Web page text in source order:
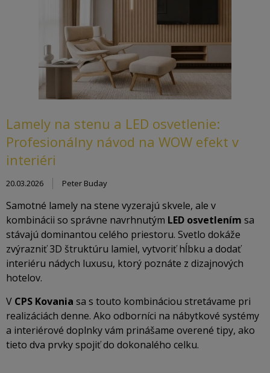
Lamely na stenu a LED osvetlenie:
Profesionálny návod na WOW efekt v
interiéri
20.03.2026 Peter Buday
Samotné lamely na stene vyzerajú skvele, ale v
kombinácii so správne navrhnutým LED osvetlením sa
stávajú dominantou celého priestoru. Svetlo dokáže
zvýrazniť 3D štruktúru lamiel, vytvoriť hĺbku a dodať
interiéru nádych luxusu, ktorý poznáte z dizajnových
hotelov.
V CPS Kovania sa s touto kombináciou stretávame pri
realizáciách denne. Ako odborníci na nábytkové systémy
a interiérové doplnky vám prinášame overené tipy, ako
tieto dva prvky spojiť do dokonalého celku.